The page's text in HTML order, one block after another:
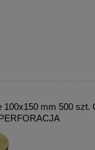
100x150 mm 500 szt.